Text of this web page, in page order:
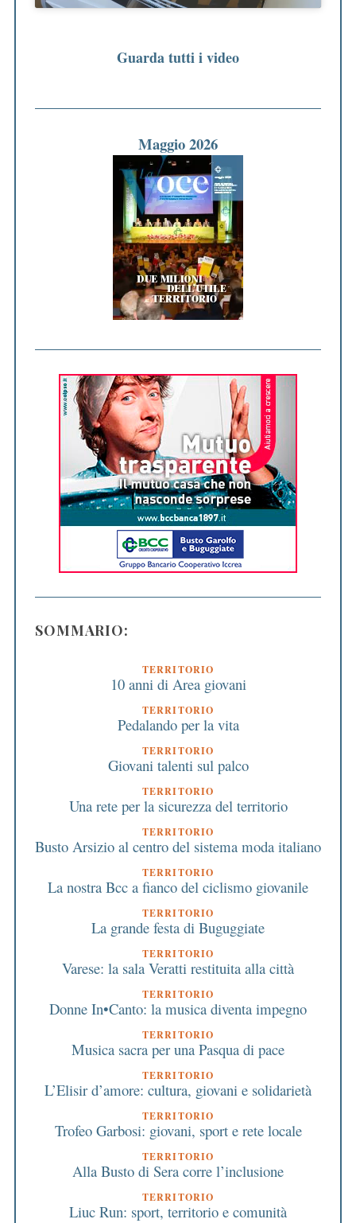
Guarda tutti i video
Maggio 2026
SOMMARIO:
TERRITORIO
10 anni di Area giovani
TERRITORIO
Pedalando per la vita
TERRITORIO
Giovani talenti sul palco
TERRITORIO
Una rete per la sicurezza del territorio
TERRITORIO
Busto Arsizio al centro del sistema moda italiano
TERRITORIO
La nostra Bcc a fianco del ciclismo giovanile
TERRITORIO
La grande festa di Buguggiate
TERRITORIO
Varese: la sala Veratti restituita alla città
TERRITORIO
Donne In•Canto: la musica diventa impegno
TERRITORIO
Musica sacra per una Pasqua di pace
TERRITORIO
L’Elisir d’amore: cultura, giovani e solidarietà
TERRITORIO
Trofeo Garbosi: giovani, sport e rete locale
TERRITORIO
Alla Busto di Sera corre l’inclusione
TERRITORIO
Liuc Run: sport, territorio e comunità